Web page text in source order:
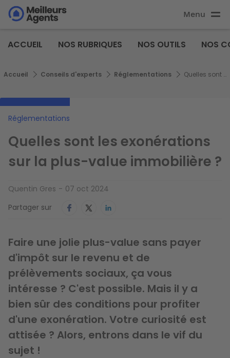
Aller
au
principal
Aller au
principal
Menu
Agents
ACCUEIL NOS RUBRIQUES NOS OUTILS NOS
Fil d'Ariane
Accueil Conseils d'experts Réglementations Quelles sont les exonérations sur la plus-value immobilière ?
Réglementations
Quelles sont les exonérations
sur la plus-value immobilière ?
Quentin Gres
07 oct 2024
Partager sur
Faire une jolie plus-value sans payer
d'impôt sur le revenu et de
prélèvements sociaux, ça vous
intéresse ? C'est possible. Mais il y a
bien sûr des conditions pour profiter
d'une exonération. Votre curiosité est
attisée ? Alors, entrons dans le vif du
sujet !